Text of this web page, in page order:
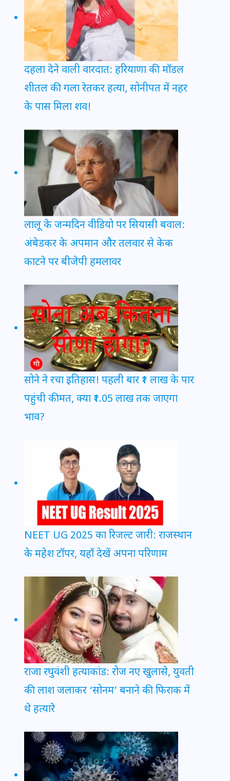
दहला देने वाली वारदात: हरियाणा की मॉडल
शीतल की गला रेतकर हत्या, सोनीपत में नहर
के पास मिला शव!
लालू के जन्मदिन वीडियो पर सियासी बवाल:
अंबेडकर के अपमान और तलवार से केक
काटने पर बीजेपी हमलावर
सोने ने रचा इतिहास! पहली बार ₹1 लाख के पार
पहुंची कीमत, क्या ₹1.05 लाख तक जाएगा
भाव?
NEET UG 2025 का रिजल्ट जारी: राजस्थान
के महेश टॉपर, यहाँ देखें अपना परिणाम
राजा रघुवंशी हत्याकांड: रोज नए खुलासे, युवती
की लाश जलाकर ‘सोनम’ बनाने की फिराक में
थे हत्यारे